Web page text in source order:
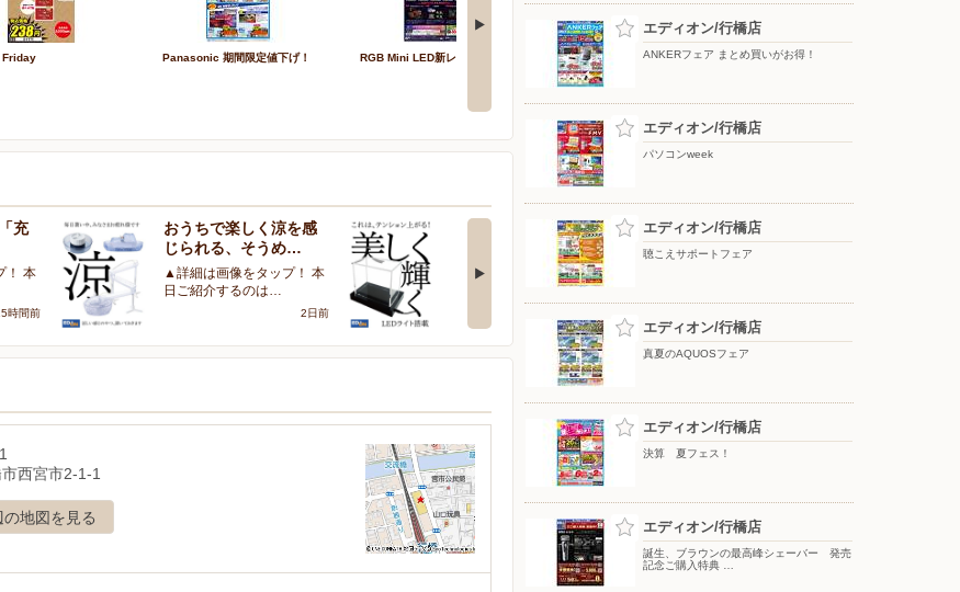
Friday Panasonic 期間限定値下げ！ RGB Mini LED新レグザが登場 三菱冷蔵庫 期間限定値下げ！ 冷蔵庫 買い替え応援！！
充
！ 本
時間前
おうちで楽しく涼を感
じられる、そうめ…
▲詳細は画像をタップ！ 本
日ご紹介するのは…
2日前
大事なカードボックス
をホコリや落下物…
▲詳細は画像をタップ！ 本
日ご紹介するのは…
ピタッと吸着。片手で
簡単シワ伸ばし！
西宮市2-1-1
の地図を見る
エディオン/行橋店
ANKERフェア まとめ買いがお得！
エディオン/行橋店
パソコンweek
エディオン/行橋店
聴こえサポートフェア
エディオン/行橋店
真夏のAQUOSフェア
エディオン/行橋店
決算 夏フェス！
エディオン/行橋店
誕生、ブラウンの最高峰シェーバー 発売
記念ご購入特典 …